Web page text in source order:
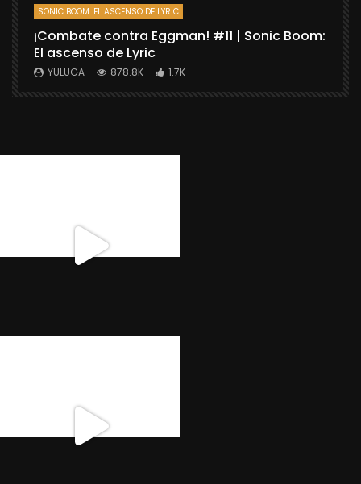
SONIC BOOM: EL ASCENSO DE LYRIC
¡Combate contra Eggman! #11 | Sonic Boom:
El ascenso de Lyric
YULUGA 878.8K 1.7K